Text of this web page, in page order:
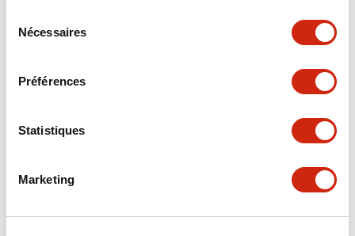
Nécessaires
Préférences
Statistiques
Marketing
Documents et fichiers